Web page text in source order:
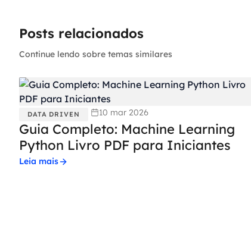
Posts relacionados
Continue lendo sobre temas similares
DATA DRIVEN 10 mar 2026
Guia Completo: Machine Learning
Python Livro PDF para Iniciantes
Leia mais